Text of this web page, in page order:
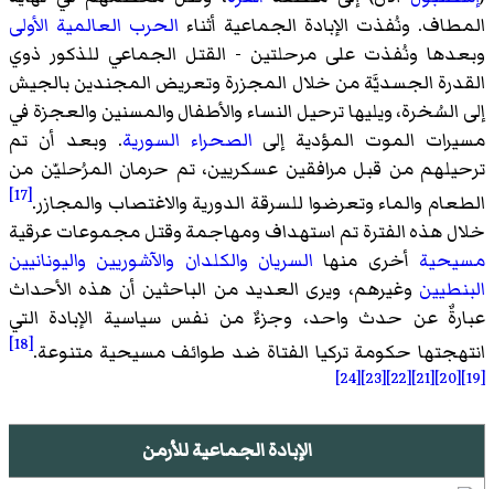
المطاف. ونُفذت الإبادة الجماعية أثناء الحرب العالمية الأولى
وبعدها ونُفذت على مرحلتين - القتل الجماعي للذكور ذوي
القدرة الجسديَّة من خلال المجزرة وتعريض المجندين بالجيش
إلى السُخرة، ويليها ترحيل النساء والأطفال والمسنين والعجزة في
مسيرات الموت المؤدية إلى الصحراء السورية. وبعد أن تم
ترحيلهم من قبل مرافقين عسكريين، تم حرمان المرُحليّن من
الطعام والماء وتعرضوا للسرقة الدورية والاغتصاب والمجازر.[17]
خلال هذه الفترة تم استهداف ومهاجمة وقتل مجموعات عرقية
مسيحية أخرى منها السريان والكلدان والآشوريين واليونانيين
البنطيين وغيرهم، ويرى العديد من الباحثين أن هذه الأحداث
عبارةٌ عن حدث واحد، وجزءٌ من نفس سياسية الإبادة التي
انتهجتها حكومة تركيا الفتاة ضد طوائف مسيحية متنوعة.[18]
[19]
[20]
[21]
[22]
[23]
[24]
الإبادة الجماعية للأرمن